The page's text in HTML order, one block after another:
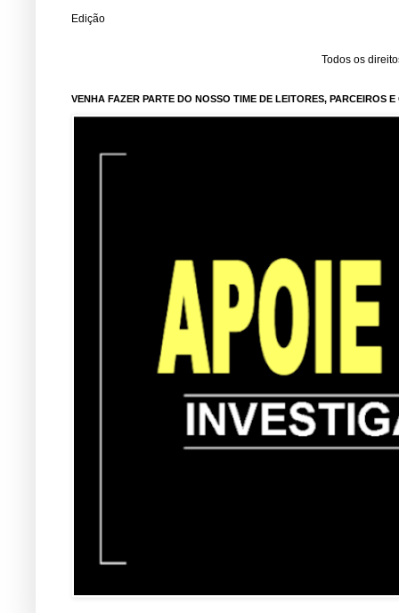
Edição
Todos os
VENHA FAZER PARTE DO NOSSO TIME DE LEITORES, PARCEIROS